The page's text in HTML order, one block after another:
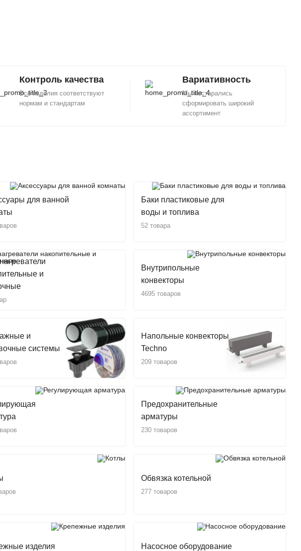
Контроль качества
Все изделия соответствуют
нормам и стандартам
Вариативность
Мы постарались
сформировать широкий
ассортимент
для ванной
Баки пластиковые для
воды и топлива
52 товара
и
Внутрипольные
конвекторы
4695 товаров
и
системы
Напольные конвекторы
Techno
209 товаров
Предохранительные
арматуры
230 товаров
Обвязка котельной
277 товаров
изделия Насосное оборудование